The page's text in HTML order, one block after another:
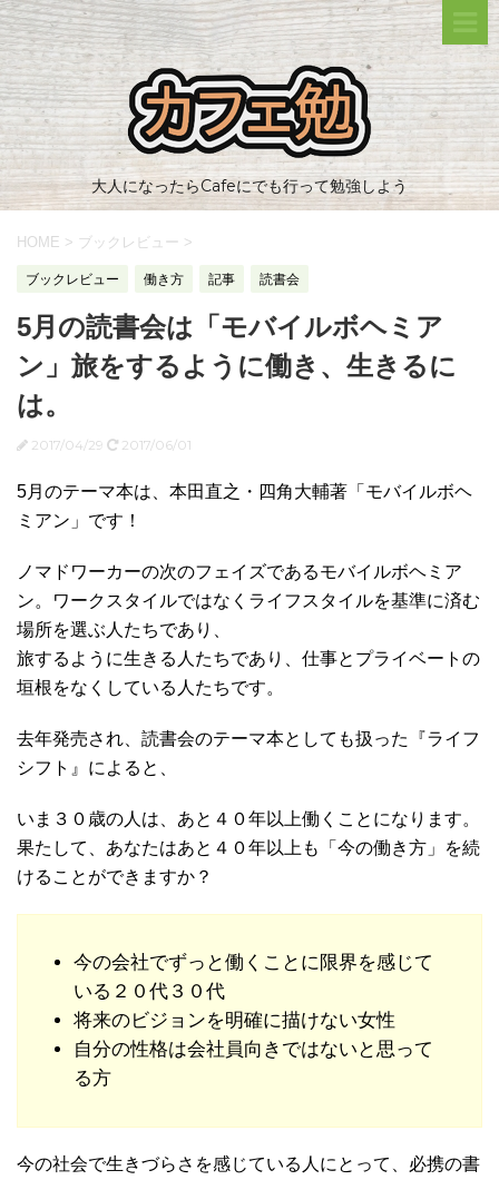
大人になったらCafeにでも行って勉強しよう
HOME > ブックレビュー >
ブックレビュー 働き方 記事 読書会
5月の読書会は「モバイルボヘミア
ン」旅をするように働き、生きるに
は。
2017/04/29 2017/06/01
5月のテーマ本は、本田直之・四角大輔著「モバイルボヘ
ミアン」です！
ノマドワーカーの次のフェイズであるモバイルボヘミア
ン。ワークスタイルではなくライフスタイルを基準に済む
場所を選ぶ人たちであり、
旅するように生きる人たちであり、仕事とプライベートの
垣根をなくしている人たちです。
去年発売され、読書会のテーマ本としても扱った『ライフ
シフト』によると、
いま３０歳の人は、あと４０年以上働くことになります。
果たして、あなたはあと４０年以上も「今の働き方」を続
けることができますか？
今の会社でずっと働くことに限界を感じて
いる２０代３０代
将来のビジョンを明確に描けない女性
自分の性格は会社員向きではないと思って
る方
今の社会で生きづらさを感じている人にとって、必携の書